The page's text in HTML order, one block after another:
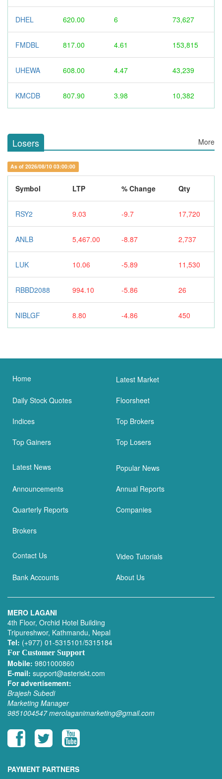
DHEL 620.00 6 73,627
FMDBL 817.00 4.61 153,815
UHEWA 608.00 4.47 43,239
KMCDB 807.90 3.98 10,382
Losers More
As of 2026/08/10 03:00:00
Symbol LTP % Change Qty
RSY2 9.03 -9.7 17,720
ANLB 5,467.00 -8.87 2,737
LUK 10.06 -5.89 11,530
RBBD2088 994.10 -5.86 26
NIBLGF 8.80 -4.86 450
Home Latest Market
Daily Stock Quotes Floorsheet
Indices Top Brokers
Top Gainers Top Losers
Latest News Popular News
Announcements Annual Reports
Quarterly Reports Companies
Brokers
Contact Us Video Tutorials
Bank Accounts About Us
MERO LAGANI
4th Floor, Orchid Hotel Building
Tripureshwor, Kathmandu, Nepal
Tel: (+977) 01-5315101/5315184
For Customer Support
Mobile: 9801000860
E-mail: support@asteriskt.com
For advertisement:
Brajesh Subedi
Marketing Manager
9851004547 merolaganimarketing@gmail.com
PAYMENT PARTNERS